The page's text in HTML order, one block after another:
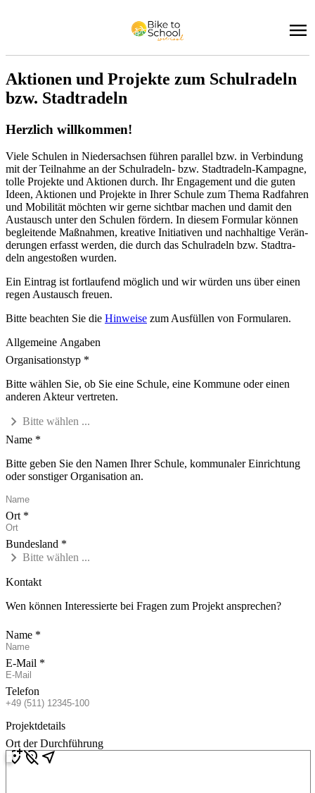
Ak­tio­nen und Pro­jekte zum Schul­ra­deln
bzw. Stadt­ra­deln
Herz­lich will­kom­men!
Vie­le Schu­len in Nie­der­sach­sen füh­ren par­al­lel bzw. in Ver­bin­dung
mit der Teil­nah­me an der Schul­ra­deln- bzw. Stadt­ra­deln-Kam­pa­gne,
tol­le Pro­jek­te und Ak­tio­nen durch. Ihr En­ga­ge­ment und die gu­ten
Ideen, Ak­tio­nen und Pro­jek­te in Ih­rer Schu­le zum The­ma Rad­fah­ren
und Mo­bi­li­tät möch­ten wir ger­ne sicht­bar ma­chen und da­mit den
Aus­tausch un­ter den Schu­len för­dern. In die­sem For­mu­lar kön­nen
be­glei­ten­de Maß­nah­men, krea­ti­ve In­itia­ti­ven und nach­hal­ti­ge Ver­än­
de­run­gen er­fasst wer­den, die durch das Schul­ra­deln bzw. Stadt­ra­
deln an­ge­sto­ßen wur­den.
Ein Ein­trag ist fort­lau­fend mög­lich und wir wür­den uns über ei­nen
re­gen Aus­tausch freu­en.
Bit­te be­ach­ten Sie die Hin­wei­se zum Aus­fül­len von For­mu­la­ren.
Allgemeine Angaben
Organisationstyp
Bitte wählen Sie, ob Sie eine Schule, eine Kommune oder einen
anderen Akteur vertreten.
chevron_right Bitte wählen ...
Name
Bitte geben Sie den Namen Ihrer Schule, kommunaler Einrichtung
oder sonstiger Organisation an.
Ort
Bundesland
chevron_right Bitte wählen ...
Kontakt
Wen können Interessierte bei Fragen zum Projekt ansprechen?
Name
E-Mail
Telefon
Projektdetails
Ort der Durchführung
add_location_altlocation_offnear_me